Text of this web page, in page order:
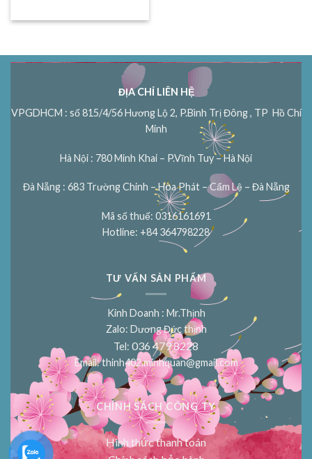
ĐỊA CHỈ LIÊN HỆ
VPGDHCM : số 815/4/56 Hương Lộ 2, P.Bình Trị Đông , TP Hồ Chí
Minh
Hà Nội : 780 Minh Khai – P.Vĩnh Tuy – Hà Nội
Đà Nẵng : 683 Trường Chinh – Hòa Phát – Cẩm Lệ – Đà Nẵng
Mã số thuế: 0316161691
Hotline: +84 364798228
TƯ VẤN SẢN PHẨM
Kinh Doanh : Mr.Thịnh
Zalo: Dương Đức thịnh
Tel: 036 479 8228
Email:thinh402.minhquan@gmail.com
CHÍNH SÁCH CÔNG TY
Hình thức thanh toán